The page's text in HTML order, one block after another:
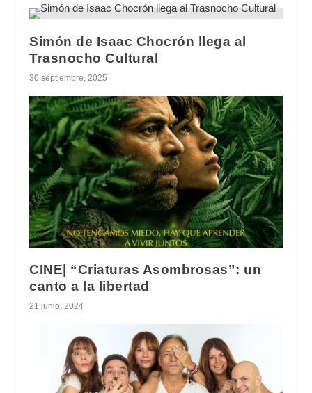
Simón de Isaac Chocrón llega al
Trasnocho Cultural
30 septiembre, 2025
CINE| “Criaturas Asombrosas”: un
canto a la libertad
21 junio, 2024